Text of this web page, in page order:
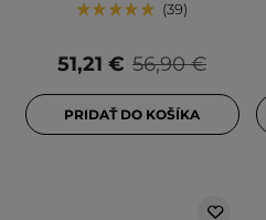
39
56,90 €
51,21 €
PRIDAŤ DO KOŠÍKA